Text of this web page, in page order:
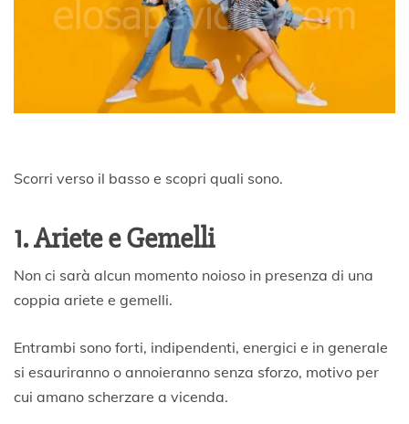
Scorri verso il basso e scopri quali sono.
1. Ariete e Gemelli
Non ci sarà alcun momento noioso in presenza di una
coppia ariete e gemelli.
Entrambi sono forti, indipendenti, energici e in generale
si esauriranno o annoieranno senza sforzo, motivo per
cui amano scherzare a vicenda.